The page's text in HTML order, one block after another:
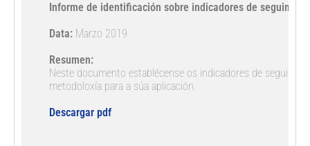
Informe de identificación sobre indicadores de
Data: Marzo 2019
Resumen:
Neste documento establécense os indicadores de
metodoloxía para a súa aplicación.
Descargar pdf